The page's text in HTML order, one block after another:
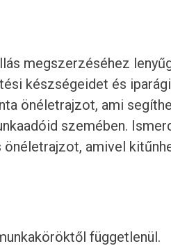
megszerzéséhez
készségeidet és iparági
önéletrajzot, ami
szemében.
amivel
függetlenül.